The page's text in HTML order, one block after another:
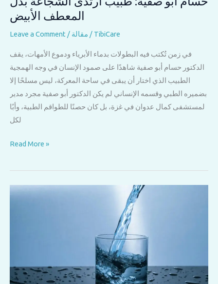
المعطف الأبيض
Leave a Comment / مقالة / TibiCare
في زمن تُكتب فيه البطولات بدماء الأبرياء ودموع الأمهات، يقف
الدكتور حسام أبو صفية شاهدًا على صمود الإنسان في وجه الهمجية
الطبيب الذي اختار أن يبقى في ساحة المعركة، ليس مسلحًا إلا
بضميره الطبي وقسمه الإنساني لم يكن الدكتور أبو صفية مجرد مدير
لمستشفى كمال عدوان في غزة، بل كان حصنًا للطواقم الطبية، وأبًا
لكل
حسام
صفية:
ارتدى
Read More »